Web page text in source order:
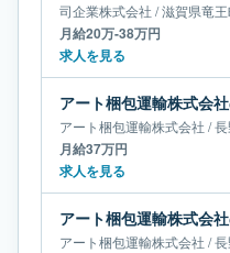
司企業株式会社 /滋賀県竜
月給20万-38万円
求人を見る
アート梱包運輸株式会社 /
月給37万円
求人を見る
アート梱包運輸株式会社 /